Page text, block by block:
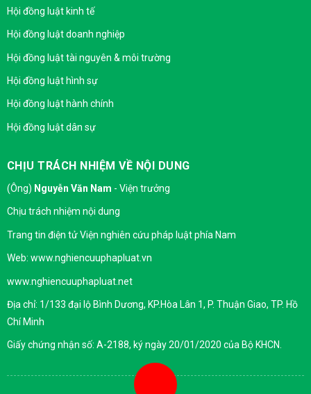
Hội đồng luật kinh tế
Hội đồng luật doanh nghiệp
Hội đồng luật tài nguyên & môi trường
Hội đồng luật hình sự
Hội đồng luật hành chính
Hội đồng luật dân sự
CHỊU TRÁCH NHIỆM VỀ NỘI DUNG
(Ông) Nguyễn Văn Nam - Viện trưởng
Chịu trách nhiệm nội dung
Trang tin điện tử Viện nghiên cứu pháp luật phía Nam
Web: www.nghiencuuphapluat.vn
www.nghiencuuphapluat.net
Địa chỉ: 1/133 đại lộ Bình Dương, KP.Hòa Lân 1, P. Thuận Giao, TP. Hồ
Chí Minh
Giấy chứng nhận số: A-2188, ký ngày 20/01/2020 của Bộ KHCN.